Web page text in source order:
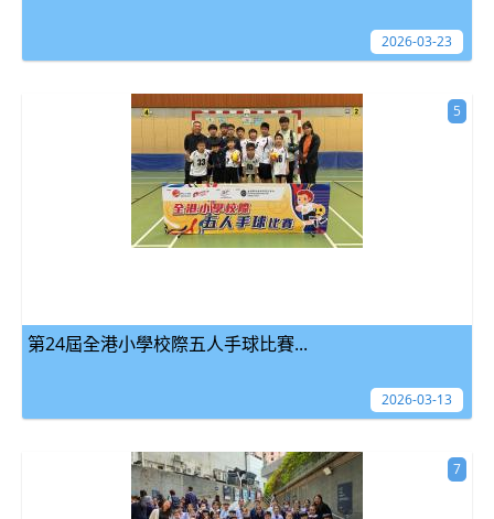
2026-03-23
第24屆全港小學校際五人手球比賽...
5
2026-03-13
7